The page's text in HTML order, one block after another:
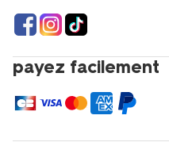
payez facilement